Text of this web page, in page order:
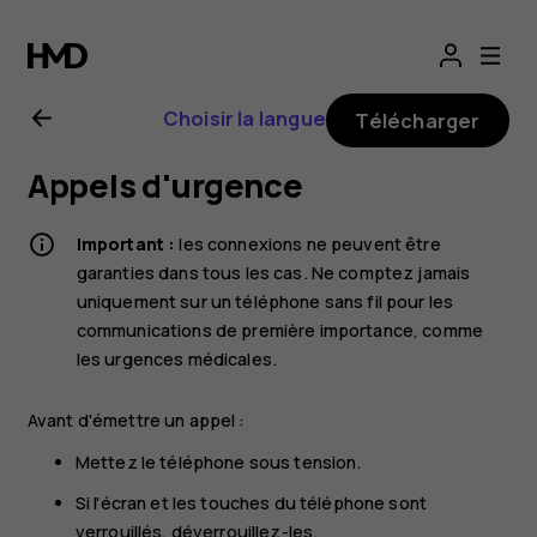
Guide
d'utilisation
Nokia G11
Plus
Choisir la langue Télécharger
Appels d'urgence
Important : les connexions ne peuvent être
garanties dans tous les cas. Ne comptez jamais
uniquement sur un téléphone sans fil pour les
communications de première importance, comme
les urgences médicales.
Avant d'émettre un appel :
Mettez le téléphone sous tension.
Si l'écran et les touches du téléphone sont
verrouillés, déverrouillez-les.